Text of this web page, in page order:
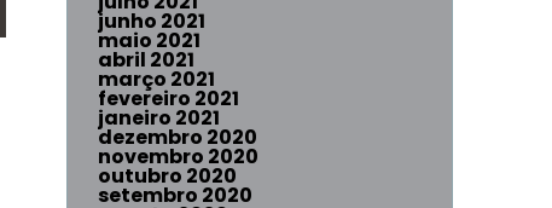
junho 2021
maio 2021
abril 2021
março 2021
fevereiro 2021
janeiro 2021
dezembro 2020
novembro 2020
outubro 2020
setembro 2020